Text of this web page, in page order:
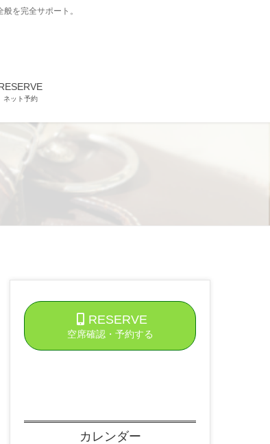
を完全サポート。
ネット予約
RESERVE
空席確認・予約する
カレンダー